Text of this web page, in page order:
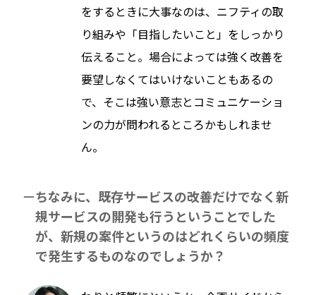
をするときに大事なのは、ニフティの取
り組みや「目指したいこと」をしっかり
伝えること。場合によっては強く改善を
要望しなくてはいけないこともあるの
で、そこは強い意志とコミュニケーショ
ンの力が問われるところかもしれませ
ん。
ちなみに、既存サービスの改善だけでなく新
規サービスの開発も行うということでした
が、新規の案件というのはどれくらいの頻度
で発生するものなのでしょうか？